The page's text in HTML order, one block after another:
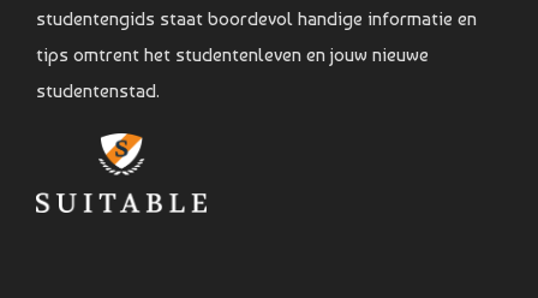
studentengids staat boordevol handige informatie en
tips omtrent het studentenleven en jouw nieuwe
studentenstad.